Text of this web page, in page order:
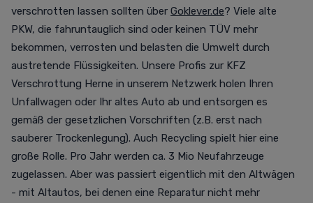
verschrotten lassen sollten über Goklever.de? Viele alte
PKW, die fahruntauglich sind oder keinen TÜV mehr
bekommen, verrosten und belasten die Umwelt durch
austretende Flüssigkeiten. Unsere Profis zur KFZ
Verschrottung Herne in unserem Netzwerk holen Ihren
Unfallwagen oder Ihr altes Auto ab und entsorgen es
gemäß der gesetzlichen Vorschriften (z.B. erst nach
sauberer Trockenlegung). Auch Recycling spielt hier eine
große Rolle. Pro Jahr werden ca. 3 Mio Neufahrzeuge
zugelassen. Aber was passiert eigentlich mit den Altwägen
- mit Altautos, bei denen eine Reparatur nicht mehr